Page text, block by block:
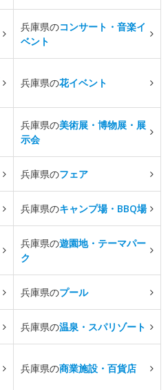
兵庫県のコンサート・音楽イ
ベント
兵庫県の花イベント
兵庫県の美術展・博物展・展
示会
兵庫県のフェア
兵庫県のキャンプ場・BBQ場
兵庫県の遊園地・テーマパー
ク
兵庫県のプール
兵庫県の温泉・スパリゾート
兵庫県の商業施設・百貨店